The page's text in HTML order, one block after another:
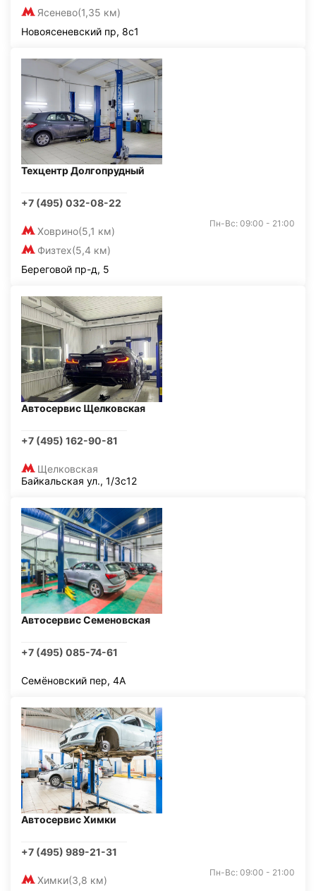
Ясенево(1,35 км)
Новоясеневский пр, 8с1
Техцентр Долгопрудный
+7 (495) 032-08-22
Ховрино(5,1 км)
Физтех(5,4 км)
Пн-Вс: 09:00 - 21:00
Береговой пр-д, 5
Автосервис Щелковская
+7 (495) 162-90-81
Щелковская
Байкальская ул., 1/3с12
Автосервис Семеновская
+7 (495) 085-74-61
Семёновский пер, 4А
Автосервис Химки
+7 (495) 989-21-31
Химки(3,8 км)
Пн-Вс: 09:00 - 21:00